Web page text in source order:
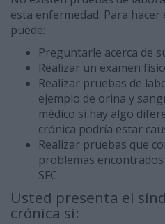
esta enfermedad. Para
puede:
Preguntarle acerca de
Realizar un examen
Realizar pruebas de
ejemplo de orina y
médico si hay algo
crónica podría estar
Realizar pruebas que
problemas
SFC.
Usted presenta el
crónica si: